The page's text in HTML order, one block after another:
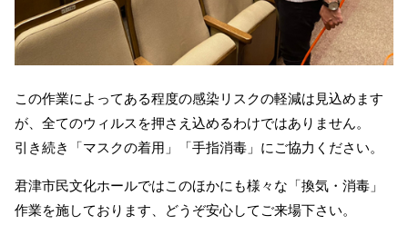
この作業によってある程度の感染リスクの軽減は見込めます
が、全てのウィルスを押さえ込めるわけではありません。
引き続き「マスクの着用」「手指消毒」にご協力ください。
君津市民文化ホールではこのほかにも様々な「換気・消毒」
作業を施しております、どうぞ安心してご来場下さい。